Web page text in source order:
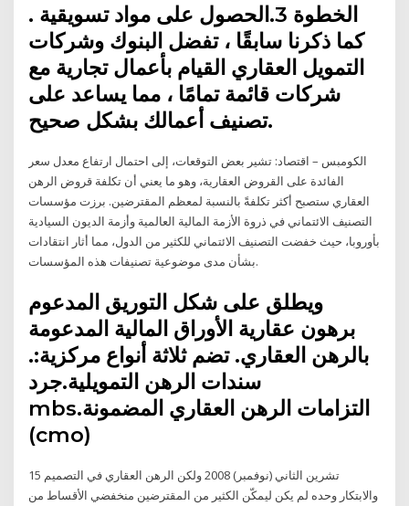
الخطوة 3.الحصول على مواد تسويقية .
كما ذكرنا سابقًا ، تفضل البنوك وشركات
التمويل العقاري القيام بأعمال تجارية مع
شركات قائمة تمامًا ، مما يساعد على
تصنيف أعمالك بشكل صحيح.
الكومبس – اقتصاد: تشير بعض التوقعات، إلى احتمال ارتفاع معدل سعر
الفائدة على القروض العقارية، وهو ما يعني أن تكلفة قروض الرهن
العقاري ستصبح أكثر تكلفةً بالنسبة لمعظم المقترضين. برزت مؤسسات
التصنيف الائتماني في ذروة الأزمة المالية العالمية وأزمة الديون السيادية
بأوروبا، حيث خفضت التصنيف الائتماني للكثير من الدول، مما أثار انتقادات
بشأن مدى موضوعية تصنيفات هذه المؤسسات.
ويطلق على شكل التوريق المدعوم
برهون عقارية الأوراق المالية المدعومة
بالرهن العقاري. تضم ثلاثة أنواع مركزية:.
سندات الرهن التمويلية.جرد
mbs.التزامات الرهن العقاري المضمونة
(cmo)
15 تشرين الثاني (نوفمبر) 2008 ولكن الرهن العقاري في التصميم
والابتكار وحده لم يكن ليمكّن الكثير من المقترضين منخفضي الأقساط من